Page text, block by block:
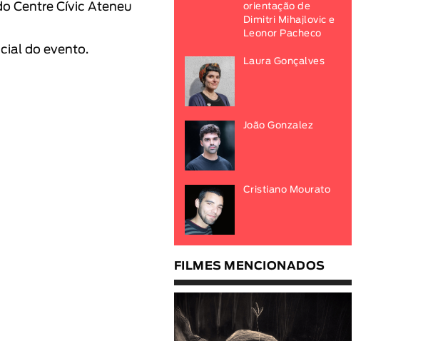
Centre Cívic Ateneu
do evento.
orientação de
Dimitri Mihajlovic e
Leonor Pacheco
Laura Gonçalves
João Gonzalez
Cristiano Mourato
FILMES MENCIONADOS